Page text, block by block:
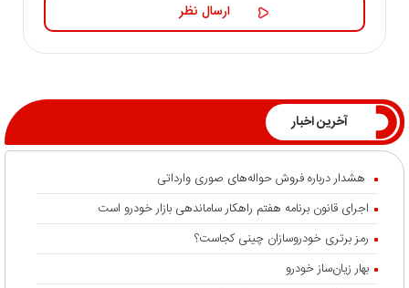
آخرین اخبار
هشدار درباره فروش حواله‌های صوری وارداتی
اجرای قانون برنامه هفتم راهکار ساماندهی بازار خودرو است
رمز برتری خودروسازان چینی کجاست؟
بهار زیان‌ساز خودرو